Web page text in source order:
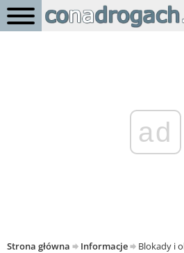
ad
Strona główna Informacje Blokady i